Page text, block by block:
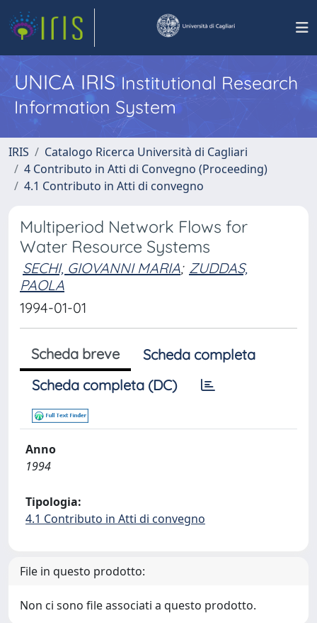
UNICA IRISInstitutional Research
Information System
IRIS
Catalogo Ricerca Università di Cagliari
4 Contributo in Atti di Convegno (Proceeding)
4.1 Contributo in Atti di convegno
Multiperiod Network Flows for
Water Resource Systems
SECHI, GIOVANNI MARIA; ZUDDAS,
PAOLA
1994-01-01
Scheda breve
Scheda completa
Scheda completa (DC)
Anno
1994
Tipologia:
4.1 Contributo in Atti di convegno
File in questo prodotto:
Non ci sono file associati a questo prodotto.